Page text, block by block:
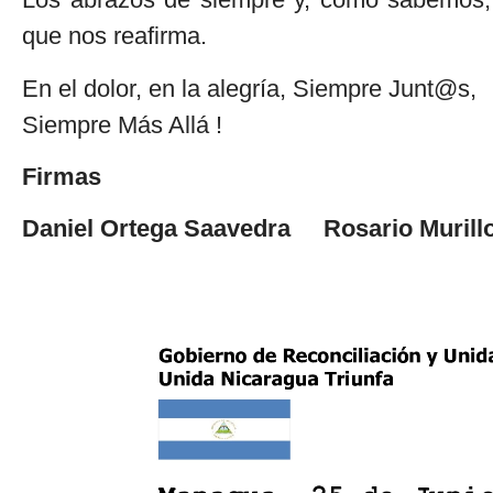
que nos reafirma.
En el dolor, en la alegría, Siempre Junt@s,
Siempre Más Allá !
Firmas
Daniel Ortega Saavedra Rosario